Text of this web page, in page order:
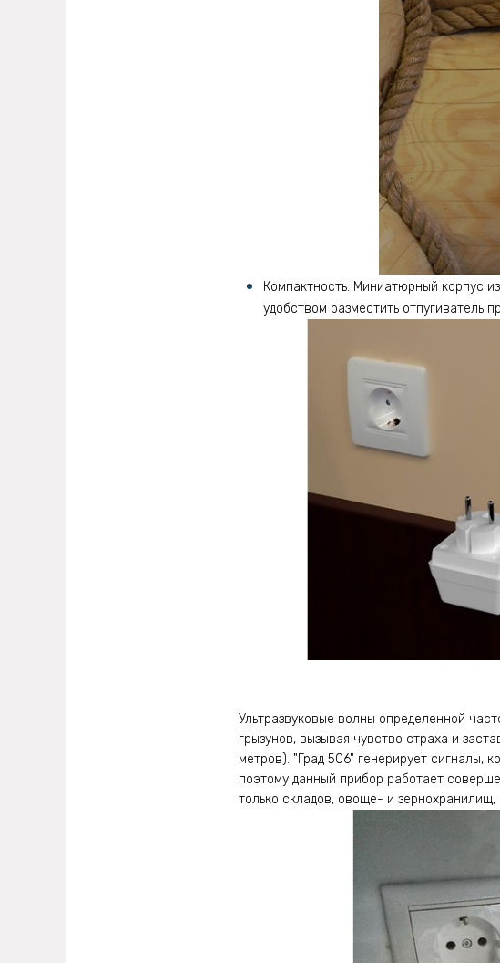
Компактность. Миниатюрный корпус
удобством разместить отпугиватель
Ультразвуковые волны определенной
грызунов, вызывая чувство страха и
метров). "Град 506" генерирует
поэтому данный прибор работает
только складов, овоще- и